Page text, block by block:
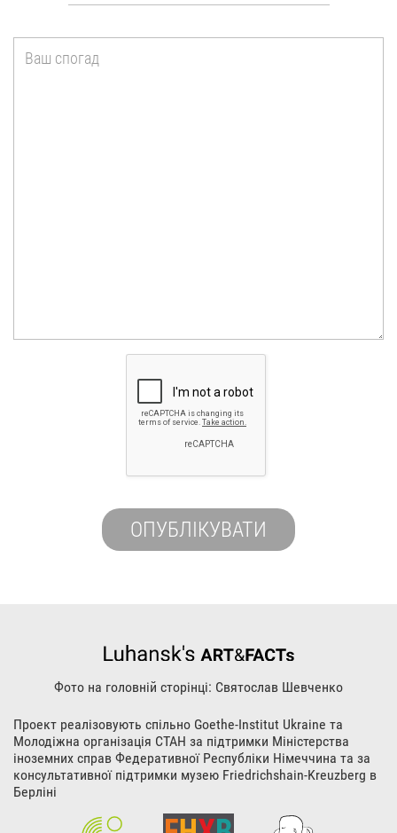
Фото на головній сторінці: Святослав Шевченко
Проект реалізовують спільно Goethe-Institut Ukraine та
Молодіжна організація СТАН за підтримки Міністерства
іноземних справ Федеративної Республіки Німеччина та за
консультативної підтримки музею Friedrichshain-Kreuzberg в
Берліні